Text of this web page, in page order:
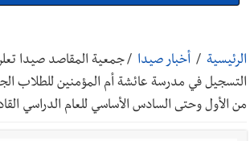
القدرات -صيدا
بلدية صيدا ومؤسسة الحريري
الرئيسية / أخبار صيدا /جمعية المقاصد صيدا
التسجيل في مدرسة عائشة أم المؤمنين للطلاب
من الأول وحتى السادس الأساسي للعام الدراسي القادم 2026-